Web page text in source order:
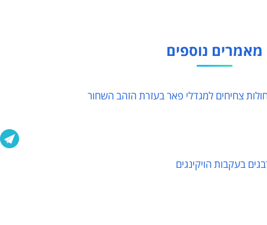
מאמרים נוספים
צחיחים למגדלי פאר בעזרת הזהב השחור
בעקבות הויקינגים